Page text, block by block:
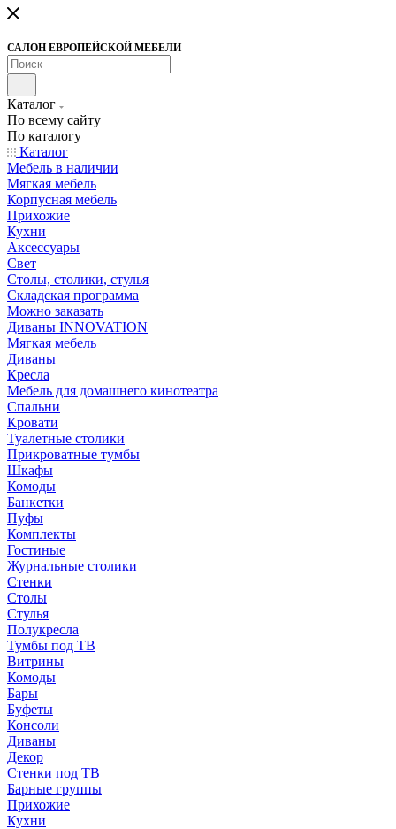
САЛОН ЕВРОПЕЙСКОЙ МЕБЕЛИ
Каталог
По всему сайту
По каталогу
Каталог
Мебель в наличии
Мягкая мебель
Корпусная мебель
Прихожие
Кухни
Аксессуары
Свет
Столы, столики, стулья
Складская программа
Можно заказать
Диваны INNOVATION
Мягкая мебель
Диваны
Кресла
Мебель для домашнего кинотеатра
Спальни
Кровати
Туалетные столики
Прикроватные тумбы
Шкафы
Комоды
Банкетки
Пуфы
Комплекты
Гостиные
Журнальные столики
Стенки
Столы
Стулья
Полукресла
Тумбы под ТВ
Витрины
Комоды
Бары
Буфеты
Консоли
Диваны
Декор
Стенки под ТВ
Барные группы
Прихожие
Кухни